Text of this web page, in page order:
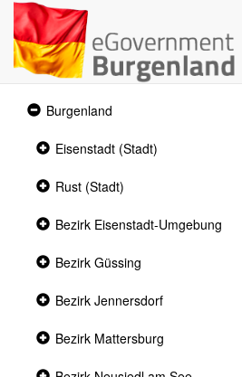
Expanded
section
Burgenland
Collapsed
Eisenstadt (Stadt)
Collapsed
section
Rust (Stadt)
Collapsed
Bezirk Eisenstadt-Umgebung
Collapsed
Bezirk Güssing
Collapsed
Bezirk Jennersdorf
Collapsed
Bezirk Mattersburg